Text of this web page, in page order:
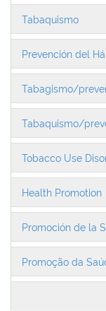
Tabaquismo
Prevención del
Tabagismo/
Tabaquismo/
Tobacco Use
Health Promotion
Promoción de la
Promoção da